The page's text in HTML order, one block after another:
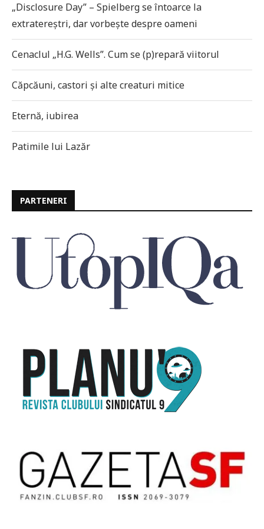
„Disclosure Day” – Spielberg se întoarce la
extratereștri, dar vorbește despre oameni
Cenaclul „H.G. Wells”. Cum se (p)repară viitorul
Căpcăuni, castori și alte creaturi mitice
Eternă, iubirea
Patimile lui Lazăr
PARTENERI